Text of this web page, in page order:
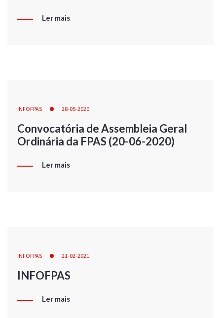
Ler mais
INFOFPAS 28-05-2020
Convocatória de Assembleia Geral
Ordinária da FPAS (20-06-2020)
Ler mais
INFOFPAS 21-02-2021
INFOFPAS
Ler mais